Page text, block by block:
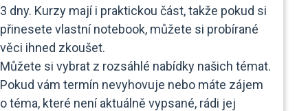
3 dny. Kurzy mají i praktickou část, takže pokud si
přinesete vlastní notebook, můžete si probírané
věci ihned zkoušet.
Můžete si vybrat z rozsáhlé nabídky našich témat.
Pokud vám termín nevyhovuje nebo máte zájem
o téma, které není aktuálně vypsané, rádi jej